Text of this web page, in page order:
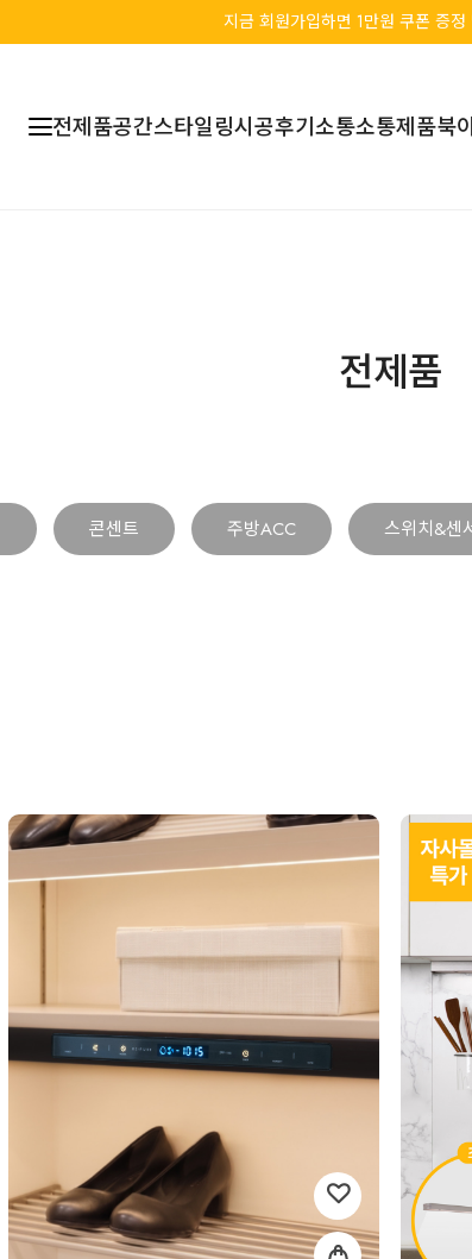
지금 회원가입하면 1만원 쿠폰 증정
전제품공간스타일링시공후기소통소통제품북
전제품
콘센트 주방ACC 스위치&센